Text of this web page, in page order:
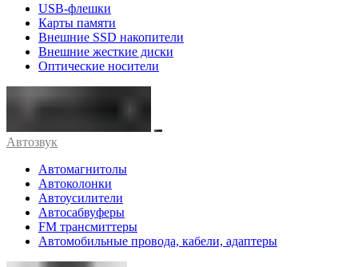
USB-флешки
Карты памяти
Внешние SSD накопители
Внешние жесткие диски
Оптические носители
Автозвук
Автомагнитолы
Автоколонки
Автоусилители
Автосабвуферы
FM трансмиттеры
Автомобильные провода, кабели, адаптеры